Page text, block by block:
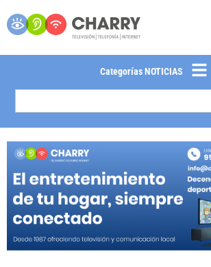
Categorías NOTICIAS